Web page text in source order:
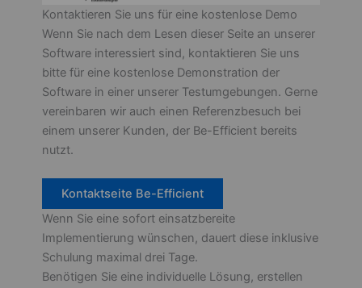
Kontaktieren Sie uns für eine kostenlose Demo
Wenn Sie nach dem Lesen dieser Seite an unserer
Software interessiert sind, kontaktieren Sie uns
bitte für eine kostenlose Demonstration der
Software in einer unserer Testumgebungen. Gerne
vereinbaren wir auch einen Referenzbesuch bei
einem unserer Kunden, der Be-Efficient bereits
nutzt.
Kontaktseite Be-Efficient
Wenn Sie eine sofort einsatzbereite
Implementierung wünschen, dauert diese inklusive
Schulung maximal drei Tage.
Benötigen Sie eine individuelle Lösung, erstellen